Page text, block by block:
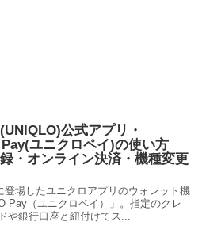
公式アプリ・
ユニクロペイ)の使い方
録・オンライン決済・機種変更
登場したユニクロアプリのウォレット機
Pay（ユニクロペイ）」。指定のクレ
や銀行口座と紐付けてス...